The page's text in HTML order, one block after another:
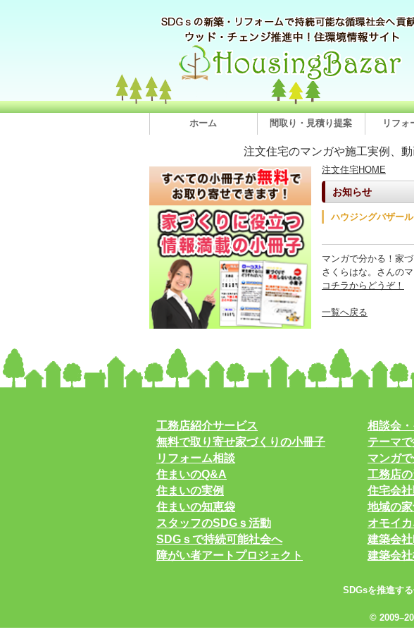
ホーム 間取り・見積り提案 リフォ
注文住宅のマンガや施工実例、
注文住宅HOME
お知らせ
ハウジングバザー
マンガで分かる！家づ
さくらはな。さんの
コチラからどうぞ！
一覧へ戻る
工務店紹介サービス
無料で取り寄せ家づくりの小冊子
リフォーム相談
住まいのQ&A
住まいの実例
住まいの知恵袋
スタッフのSDGｓ活動
SDGｓで持続可能社会へ
障がい者アートプロジェクト
相談会
テーマ
マンガ
工務店
住宅会
地域の
オモイ
建築会
建築会
SDGsを推進す
©